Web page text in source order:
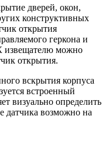
дверей, окон,
конструктивных
открытия
геркона и
извещателю можно
открытия.
вскрытия корпуса
встроенный
визуально определить
датчика возможно на